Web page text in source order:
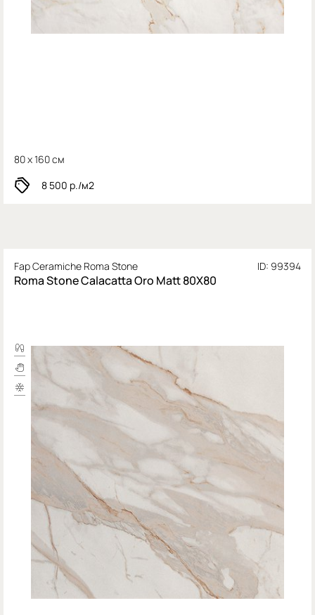
80 x 160 см
8 500 р./м2
Fap Ceramiche Roma Stone ID: 99394
Roma Stone Calacatta Oro Matt 80X80